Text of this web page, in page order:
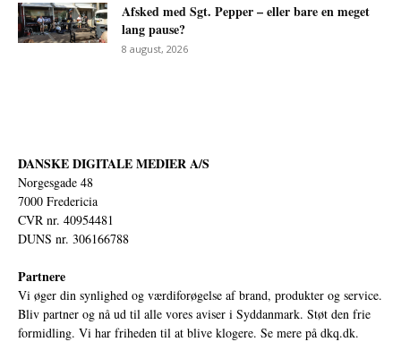
Afsked med Sgt. Pepper – eller bare en meget
lang pause?
8 august, 2026
DANSKE DIGITALE MEDIER A/S
Norgesgade 48
7000 Fredericia
CVR nr. 40954481
DUNS nr. 306166788
Partnere
Vi øger din synlighed og værdiforøgelse af brand, produkter og service.
Bliv partner og nå ud til alle vores aviser i Syddanmark. Støt den frie
formidling. Vi har friheden til at blive klogere. Se mere på dkq.dk.